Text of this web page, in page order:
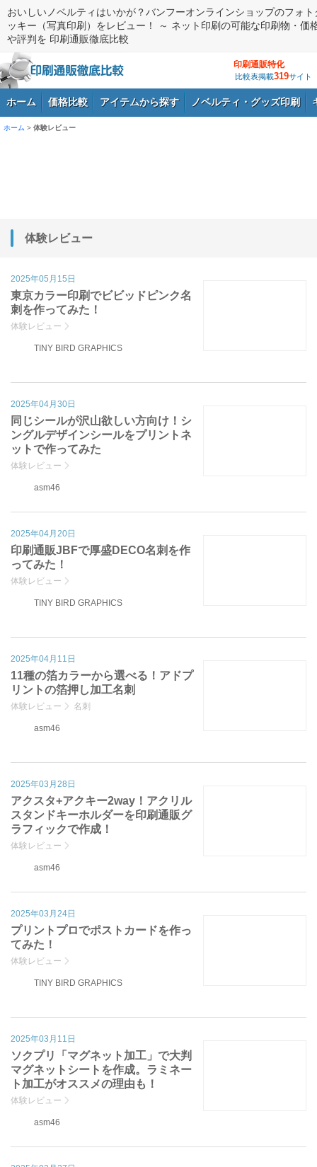
おいしいノベルティはいかが？バンフーオンラインショップのフォト
ッキー（写真印刷）をレビュー！ ～ ネット印刷の可能な印刷物・価
や評判を 印刷通販徹底比較
印刷通販特化
比較表掲載319サイト
ホーム 価格比較 アイテムから探す ノベルティ・グッズ印刷
ホーム > 体験レビュー
体験レビュー
2025年05月15日
東京カラー印刷でビビッドピンク名
刺を作ってみた！
体験レビュー
TINY BIRD GRAPHICS
2025年04月30日
同じシールが沢山欲しい方向け！シ
ングルデザインシールをプリントネ
ットで作ってみた
体験レビュー
asm46
2025年04月20日
印刷通販JBFで厚盛DECO名刺を作
ってみた！
体験レビュー
TINY BIRD GRAPHICS
2025年04月11日
11種の箔カラーから選べる！アドプ
リントの箔押し加工名刺
体験レビュー 名刺
asm46
2025年03月28日
アクスタ+アクキー2way！アクリル
スタンドキーホルダーを印刷通販グ
ラフィックで作成！
体験レビュー
asm46
2025年03月24日
プリントプロでポストカードを作っ
てみた！
体験レビュー
TINY BIRD GRAPHICS
2025年03月11日
ソクプリ「マグネット加工」で大判
マグネットシートを作成。ラミネー
ト加工がオススメの理由も！
体験レビュー
asm46